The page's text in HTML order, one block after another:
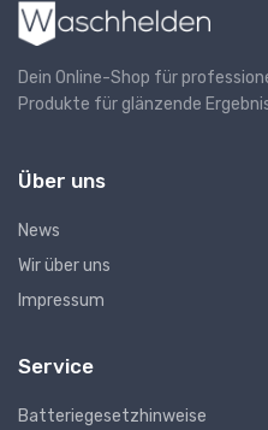
Dein Online-Shop für
Produkte für glänzende
Über uns
News
Wir über uns
Impressum
Service
Batteriegesetzhinweise